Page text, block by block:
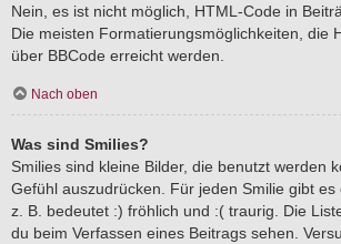
Nein, es ist nicht möglich, HTML-Code in
Die meisten Formatierungsmöglichkeiten, die
über BBCode erreicht werden.
Nach oben
Was sind Smilies?
Smilies sind kleine Bilder, die benutzt werden
Gefühl auszudrücken. Für jeden Smilie gibt es
z. B. bedeutet :) fröhlich und :( traurig. Die
du beim Verfassen eines Beitrags sehen.